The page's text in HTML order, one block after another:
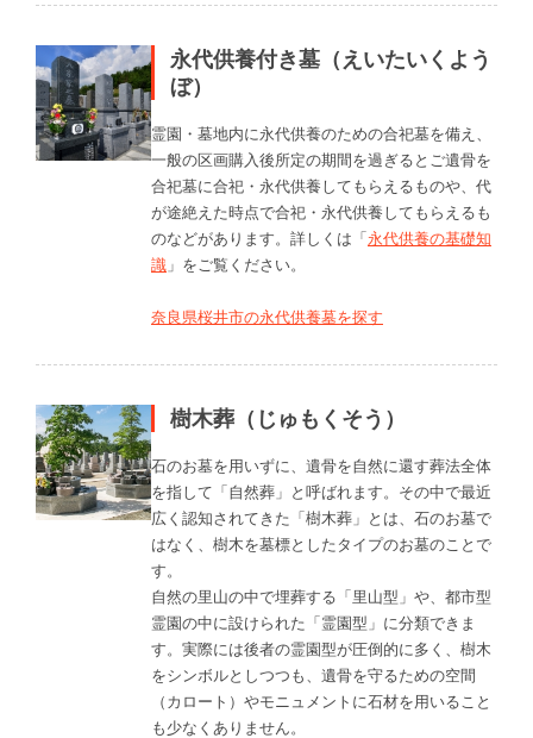
永代供養付き墓（えいたいくよう
ぼ）
霊園・墓地内に永代供養のための合祀墓を備え、
一般の区画購入後所定の期間を過ぎるとご遺骨を
合祀墓に合祀・永代供養してもらえるものや、代
が途絶えた時点で合祀・永代供養してもらえるも
のなどがあります。詳しくは「永代供養の基礎知
識 」をご覧ください。
奈良県桜井市の永代供養墓を探す
樹木葬（じゅもくそう）
石のお墓を用いずに、遺骨を自然に還す葬法全体
を指して「自然葬」と呼ばれます。その中で最近
広く認知されてきた「樹木葬」とは、石のお墓で
はなく、樹木を墓標としたタイプのお墓のことで
す。
自然の里山の中で埋葬する「里山型」や、都市型
霊園の中に設けられた「霊園型」に分類できま
す。実際には後者の霊園型が圧倒的に多く、樹木
をシンボルとしつつも、遺骨を守るための空間
（カロート）やモニュメントに石材を用いること
も少なくありません。